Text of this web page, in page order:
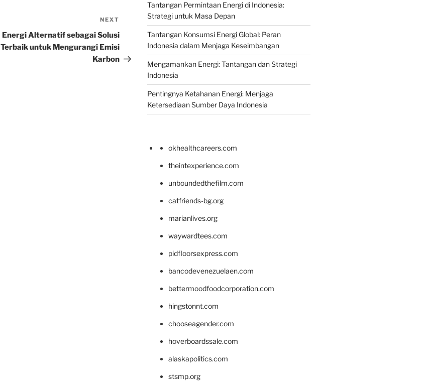
Post
NEXT
Energi Alternatif sebagai Solusi
Terbaik untuk Mengurangi Emisi
Karbon
Tantangan Permintaan Energi di Indonesia:
Strategi untuk Masa Depan
Tantangan Konsumsi Energi Global: Peran
Indonesia dalam Menjaga Keseimbangan
Mengamankan Energi: Tantangan dan Strategi
Indonesia
Pentingnya Ketahanan Energi: Menjaga
Ketersediaan Sumber Daya Indonesia
okhealthcareers.com
theintexperience.com
unboundedthefilm.com
catfriends-bg.org
marianlives.org
waywardtees.com
pidfloorsexpress.com
bancodevenezuelaen.com
bettermoodfoodcorporation.com
hingstonnt.com
chooseagender.com
hoverboardssale.com
alaskapolitics.com
stsmp.org